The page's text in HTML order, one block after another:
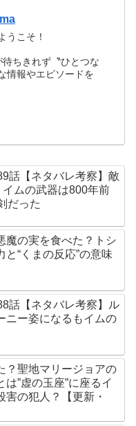
うこそ！
ちきれず〝ひとつな
情報やエピソードを
話【ネタバレ考察】敵
イムの武器は800年前
だった
魔の実を食べた？トシ
と“くまの反応”の意味
話【ネタバレ考察】ル
ニー姿になるもイムの
？聖地マリージョアの
は”虚の玉座”に座るイ
害の犯人？【更新・